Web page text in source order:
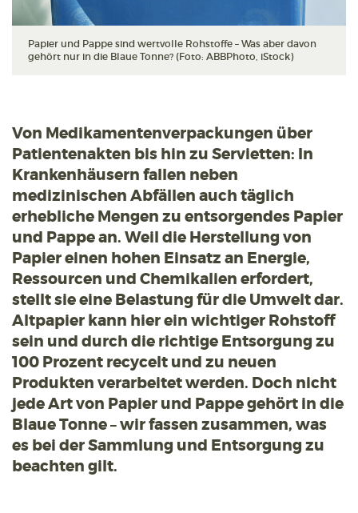
Papier und Pappe sind wertvolle Rohstoffe – Was aber davon
gehört nur in die Blaue Tonne? (Foto: ABBPhoto, iStock)
Von Medikamentenverpackungen über
Patientenakten bis hin zu Servietten: In
Krankenhäusern fallen neben
medizinischen Abfällen auch täglich
erhebliche Mengen zu entsorgendes Papier
und Pappe an. Weil die Herstellung von
Papier einen hohen Einsatz an Energie,
Ressourcen und Chemikalien erfordert,
stellt sie eine Belastung für die Umwelt dar.
Altpapier kann hier ein wichtiger Rohstoff
sein und durch die richtige Entsorgung zu
100 Prozent recycelt und zu neuen
Produkten verarbeitet werden. Doch nicht
jede Art von Papier und Pappe gehört in die
Blaue Tonne – wir fassen zusammen, was
es bei der Sammlung und Entsorgung zu
beachten gilt.